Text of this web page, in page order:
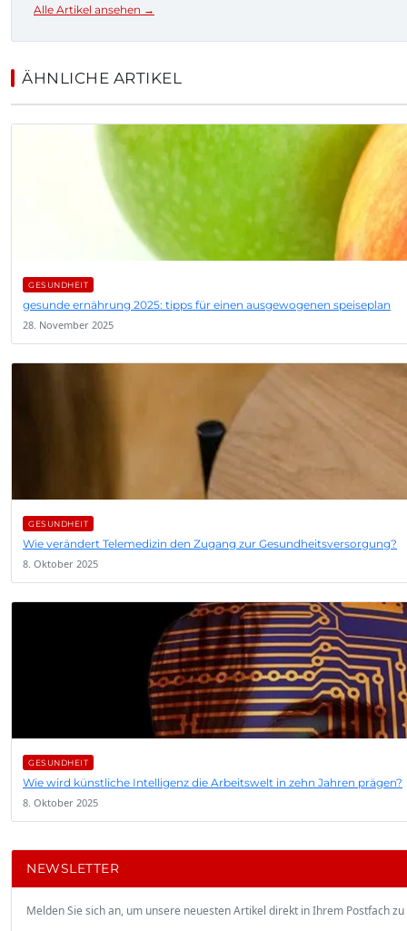
Alle Artikel ansehen →
ÄHNLICHE ARTIKEL
GESUNDHEIT
gesunde ernährung 2025: tipps für einen ausgewogenen speiseplan
28. November 2025
GESUNDHEIT
Wie verändert Telemedizin den Zugang zur Gesundheitsversorgung?
8. Oktober 2025
GESUNDHEIT
Wie wird künstliche Intelligenz die Arbeitswelt in zehn Jahren prägen?
8. Oktober 2025
NEWSLETTER
Melden Sie sich an, um unsere neuesten Artikel direkt in Ihrem Postfach